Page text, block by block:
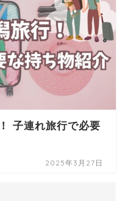
子連れ旅行で必要
2025年3月27日